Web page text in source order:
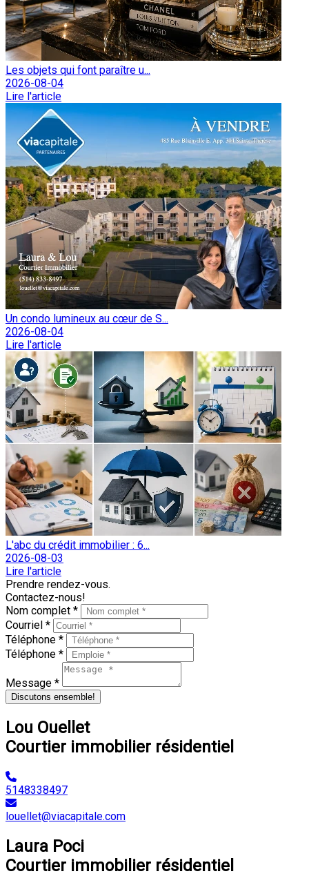
Les objets qui font paraître u...
2026-08-04
Lire l'article
Un condo lumineux au cœur de S...
2026-08-04
Lire l'article
L'abc du crédit immobilier : 6...
2026-08-03
Lire l'article
Prendre rendez-vous.
Contactez-nous!
Nom complet *
Courriel *
Téléphone *
Téléphone *
Message *
Discutons ensemble!
Lou Ouellet
Courtier immobilier résidentiel
5148338497
louellet@viacapitale.com
Laura Poci
Courtier immobilier résidentiel